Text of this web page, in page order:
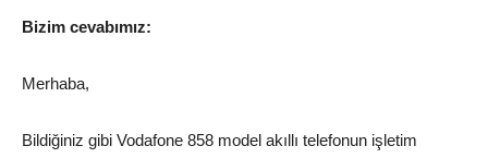
Bizim cevabımız:
Merhaba,
Bildiğiniz gibi Vodafone 858 model akıllı telefonun işletim